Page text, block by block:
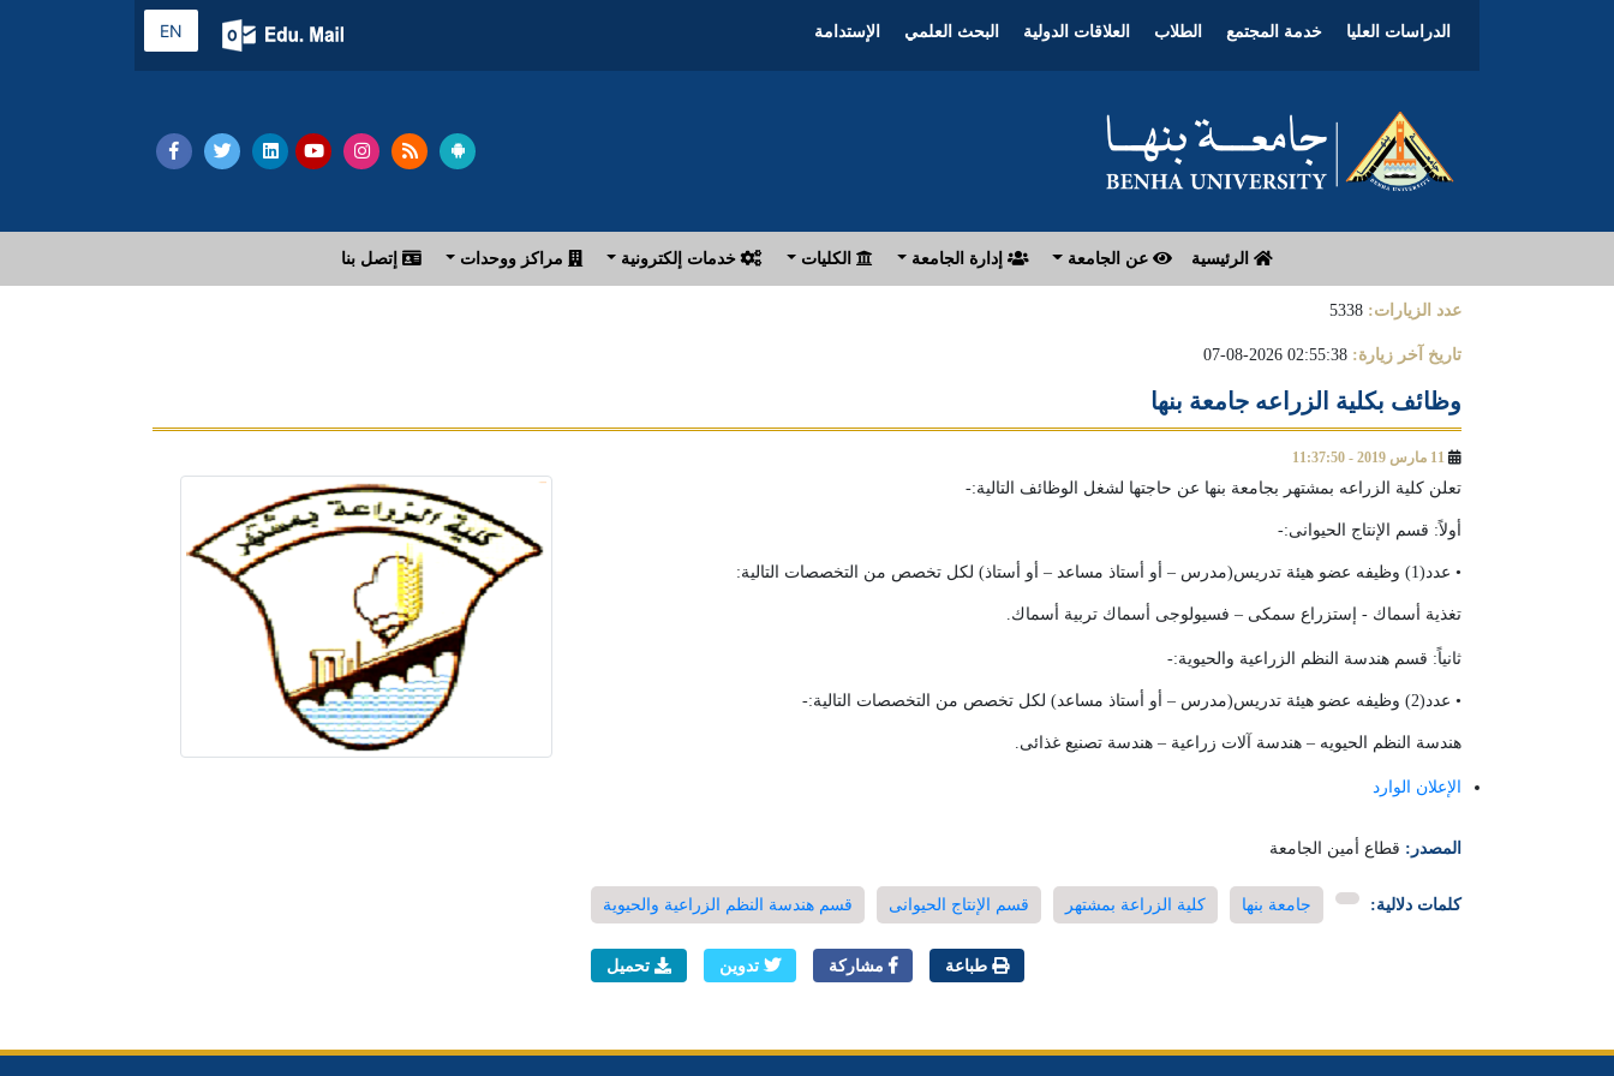
الدراسات العليا خدمة المجتمع الطلاب العلاقات الدولية البحث العلمي الإستدامة EN
الرئيسية عن الجامعة إدارة الجامعة الكليات خدمات إلكترونية مراكز ووحدات إتصل بنا
عدد الزيارات: 5338
تاريخ آخر زيارة: 02:55:38 2026-08-07
وظائف بكلية الزراعه جامعة بنها
تعلن كلية الزراعه بمشتهر بجامعة بنها عن حاجتها لشغل الوظائف التالية:-
أولاً: قسم الإنتاج الحيوانى:-
• عدد(1) وظيفه عضو هيئة تدريس(مدرس – أو أستاذ مساعد – أو أستاذ) لكل تخصص من التخصصات التالية:
تغذية أسماك - إستزراع سمكى – فسيولوجى أسماك تربية أسماك.
ثانياً: قسم هندسة النظم الزراعية والحيوية:-
• عدد(2) وظيفه عضو هيئة تدريس(مدرس – أو أستاذ مساعد) لكل تخصص من التخصصات التالية:-
هندسة النظم الحيويه – هندسة آلات زراعية – هندسة تصنيع غذائى.
الإعلان الوارد
المصدر: قطاع أمين الجامعة
كلمات دلالية: جامعة بنها كلية الزراعة بمشتهر قسم الإنتاج الحيوانى قسم هندسة النظم الزراعية والحيوية
طباعة مشاركة تدوين تحميل